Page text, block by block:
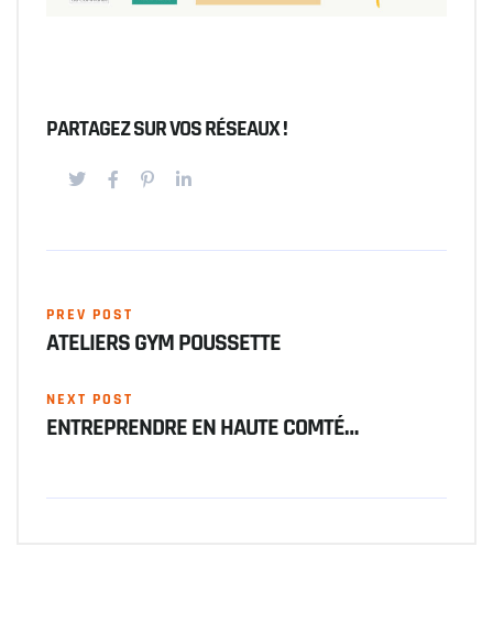
PARTAGEZ SUR VOS RÉSEAUX !
PREV POST
ATELIERS GYM POUSSETTE
NEXT POST
ENTREPRENDRE EN HAUTE COMTÉ…